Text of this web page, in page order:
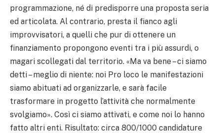
programmazione, né di predisporre una proposta seria
ed articolata. Al contrario, presta il fianco agli
improvvisatori, a quelli che pur di ottenere un
finanziamento propongono eventi tra i più assurdi, o
magari scollegati dal territorio. «Ma va bene – ci siamo
detti – meglio di niente: noi Pro loco le manifestazioni
siamo abituati ad organizzarle, e sarà facile
trasformare in progetto l’attività che normalmente
svolgiamo». Così ci siamo attivati, e come noi lo hanno
fatto altri enti. Risultato: circa 800/1000 candidature